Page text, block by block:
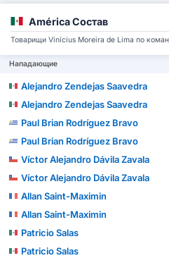
América Состав
Товарищи Vinícius Moreira de Lima по
Нападающие
Alejandro Zendejas Saavedra
Alejandro Zendejas Saavedra
Paul Brian Rodríguez Bravo
Paul Brian Rodríguez Bravo
Víctor Alejandro Dávila Zavala
Víctor Alejandro Dávila Zavala
Allan Saint-Maximin
Allan Saint-Maximin
Patricio Salas
Patricio Salas